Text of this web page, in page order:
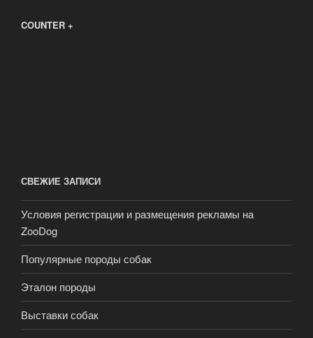
COUNTER +
СВЕЖИЕ ЗАПИСИ
Условия регистрации и размещения рекламы на
ZooDog
Популярные породы собак
Эталон породы
Выставки собак